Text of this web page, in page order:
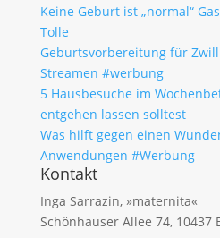
Keine Geburt ist „normal“
Tolle
Geburtsvorbereitung für
Streamen #werbung
5 Hausbesuche im
entgehen lassen solltest
Was hilft gegen einen
Anwendungen #Werbung
Kontakt
Inga Sarrazin, »maternita«
Schönhauser Allee 74, 10437